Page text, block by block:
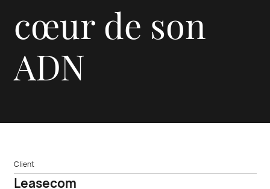
cœur de son
ADN
Client
Leasecom